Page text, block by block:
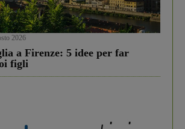
2026
a Firenze: 5 idee per far
figli